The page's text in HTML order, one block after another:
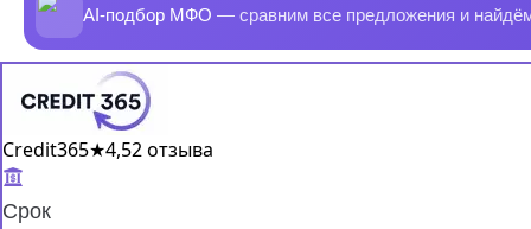
AI-подбор МФО — сравним все предложения и
Credit365★4,52 отзыва
Срок